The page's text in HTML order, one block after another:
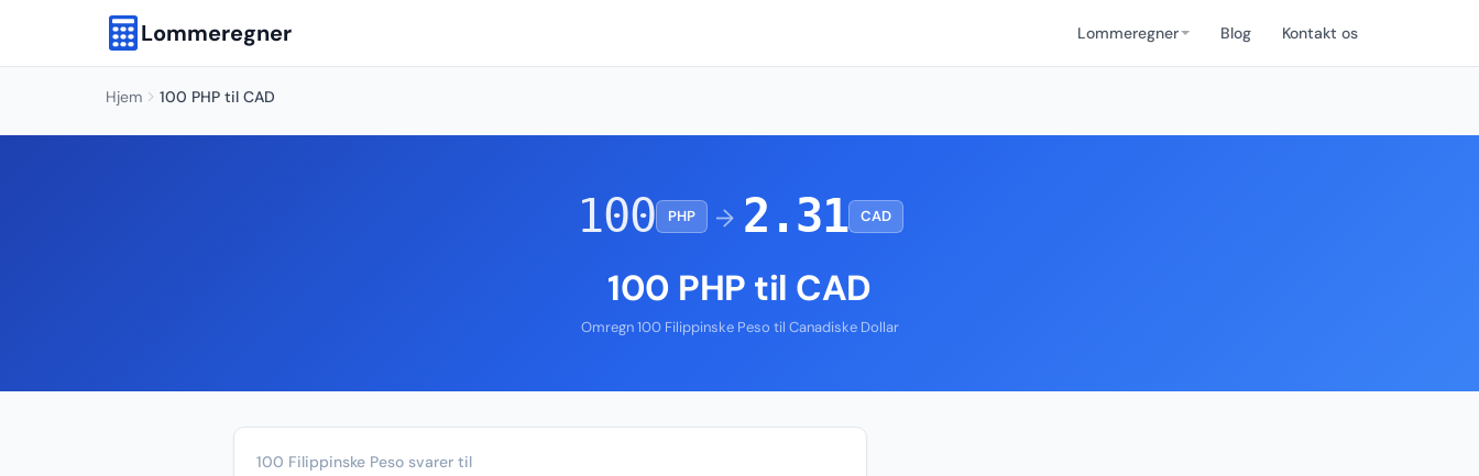
Lommeregner Lommeregner Blog Kontakt os
Hjem 100 PHP til CAD
100 PHP → 2.31 CAD
100 PHP til CAD
Omregn 100 Filippinske Peso til Canadiske Dollar
100 Filippinske Peso svarer til